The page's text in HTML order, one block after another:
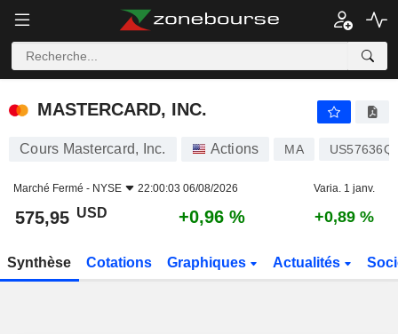
MASTERCARD, INC.
MASTERCARD, INC.
Cours Mastercard, Inc. Actions MA
Marché Fermé - NYSE 22:00:03 06/08/2026 Varia. 1 janv.
575,95 USD +0,96 % +0,89 %
Synthèse Cotations Graphiques Actualités